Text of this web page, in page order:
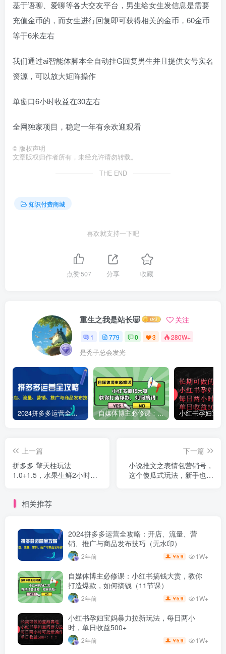
基于语聊、爱聊等各大交友平台，男生给女生发信息是需要
充值金币的，而女生进行回复即可获得相关的金币，60金币
等于6米左右
我们通过ai智能体脚本全自动挂G回复男生并且提供女号实名
资源，可以放大矩阵操作
单窗口6小时收益在30左右
全网独家项目，稳定一年有余欢迎观看
© 版权声明
文章版权归作者所有，未经允许请勿转载。
THE END
知识付费商城
喜欢就支持一下吧
点赞507 分享 收藏
重生之我是站长🐷 关注
1 779 0 3 280W+
是秃子总会发光
2024拼多多运营全攻略：开店、流量、营销、推广与商品发布技巧（无水印） 自媒体博主必修课：小红书搞钱大赏，教你打造爆款，如何搞钱（11节课）
上一篇
拼多多 擎天柱玩法
1.0+1.5，水果生鲜2小时起
下一篇
小说推文之表情包营销号，
这个傻瓜式玩法，新手也能
相关推荐
2024拼多多运营全攻略：开店、流量、营
销、推广与商品发布技巧（无水印）
2年前 ￥5.9 1W+
自媒体博主必修课：小红书搞钱大赏，教你
打造爆款，如何搞钱（11节课）
2年前 ￥5.9 1W+
小红书孕妇宝妈暴力拉新玩法，每日两小
时，单日收益500+
2年前 ￥5.9 1W+